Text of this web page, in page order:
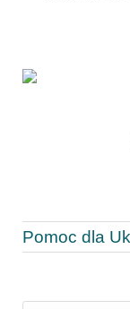
Pomoc dla